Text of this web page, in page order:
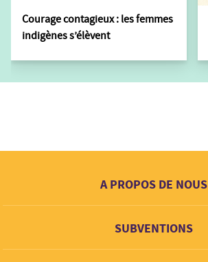
Courage contagieux : les femmes
indigènes s’élèvent
A PROPOS DE NOUS
Contact
SUBVENTIONS